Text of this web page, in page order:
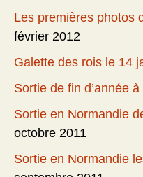
Les premières photos
février 2012
Galette des rois le 14
Sortie de fin d’année
Sortie en Normandie
octobre 2011
Sortie en Normandie